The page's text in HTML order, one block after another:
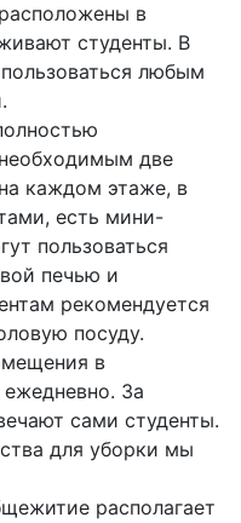
в
студенты. В
любым
две
каждом этаже, в
есть мини-
пользоваться
печью и
рекомендуется
посуду.
в
За
сами студенты.
для уборки мы
располагает